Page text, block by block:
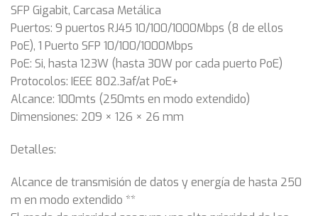
SFP Gigabit, Carcasa Metálica
Puertos: 9 puertos RJ45 10/100/1000Mbps (8 de ellos
PoE), 1 Puerto SFP 10/100/1000Mbps
PoE: Si, hasta 123W (hasta 30W por cada puerto PoE)
Protocolos: IEEE 802.3af/at PoE+
Alcance: 100mts (250mts en modo extendido)
Dimensiones: 209 × 126 × 26 mm
Detalles:
Alcance de transmisión de datos y energía de hasta 250
m en modo extendido **